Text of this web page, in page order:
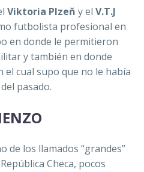
Viktoria Plzeň y el V.T.J
futbolista profesional en
en donde le permitieron
y también en donde
el cual supo que no le había
pasado.
de los llamados “grandes”
Checa, pocos